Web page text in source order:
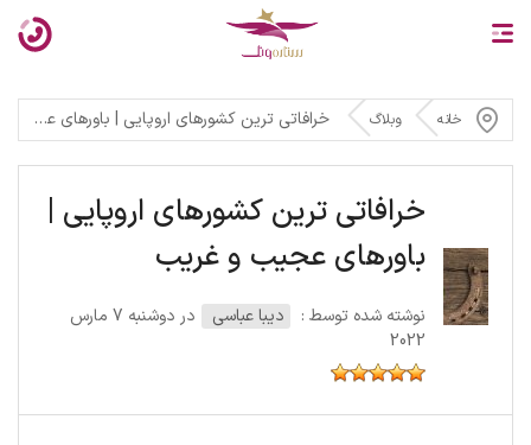
خانه وبلاگ خرافاتی ترین کشورهای اروپایی | باورهای عجیب و غریب
خرافاتی ترین کشورهای اروپایی |
باورهای عجیب و غریب
نوشته شده توسط : دیبا عباسی
در دوشنبه 7 مارس
2022